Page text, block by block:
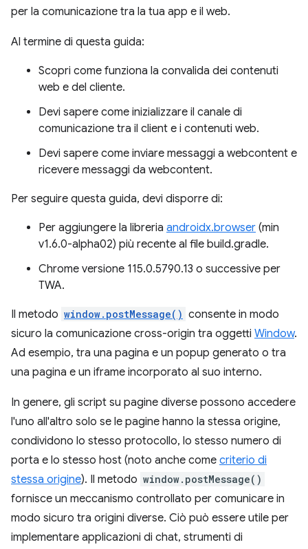
per la comunicazione tra la tua app e il web.
Al termine di questa guida:
Scopri come funziona la convalida dei contenuti
web e del cliente.
Devi sapere come inizializzare il canale di
comunicazione tra il client e i contenuti web.
Devi sapere come inviare messaggi a webcontent e
ricevere messaggi da webcontent.
Per seguire questa guida, devi disporre di:
Per aggiungere la libreria androidx.browser (min
v1.6.0-alpha02) più recente al file build.gradle.
Chrome versione 115.0.5790.13 o successive per
TWA.
Il metodo window.postMessage() consente in modo
sicuro la comunicazione cross-origin tra oggetti Window.
Ad esempio, tra una pagina e un popup generato o tra
una pagina e un iframe incorporato al suo interno.
In genere, gli script su pagine diverse possono accedere
l'uno all'altro solo se le pagine hanno la stessa origine,
condividono lo stesso protocollo, lo stesso numero di
porta e lo stesso host (noto anche come criterio di
stessa origine). Il metodo window.postMessage()
fornisce un meccanismo controllato per comunicare in
modo sicuro tra origini diverse. Ciò può essere utile per
implementare applicazioni di chat, strumenti di